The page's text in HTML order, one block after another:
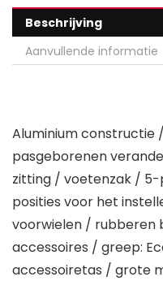
Beschrijving
Aanvullende informatie
Aluminium constructie
pasgeborenen
zitting / voetenzak / 5-
posities voor het
voorwielen / rubberen
accessoires / greep:
accessoiretas / grote